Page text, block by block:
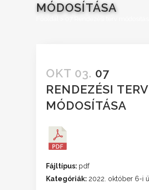
MÓDOSÍTÁSA
OKT 03. 07
RENDEZÉSI TERV
MÓDOSÍTÁSA
Fájltípus: pdf
Kategóriák: 2022. október 6-i